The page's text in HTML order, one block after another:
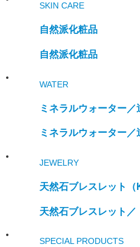
SKIN CARE
自然派化粧品
自然派化粧品
WATER
ミネラルウォーター／
ミネラルウォーター／
JEWELRY
天然石ブレスレット
天然石ブレスレット／
SPECIAL PRODUCTS